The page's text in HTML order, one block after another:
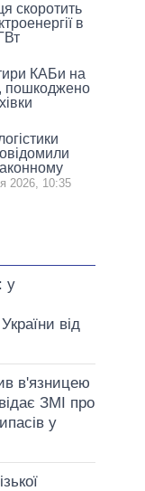
скоротить
в
КАБи на
пошкоджено
2026, 10:35
у
від
в'язницею
ЗМІ про
у